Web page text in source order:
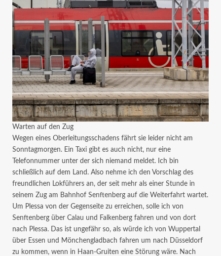
Warten auf den Zug
Wegen eines Oberleitungsschadens fährt sie leider nicht am
Sonntagmorgen. Ein Taxi gibt es auch nicht, nur eine
Telefonnummer unter der sich niemand meldet. Ich bin
schließlich auf dem Land. Also nehme ich den Vorschlag des
freundlichen Lokführers an, der seit mehr als einer Stunde in
seinem Zug am Bahnhof Senftenberg auf die Weiterfahrt wartet.
Um Plessa von der Gegenseite zu erreichen, solle ich von
Senftenberg über Calau und Falkenberg fahren und von dort
nach Plessa. Das ist ungefähr so, als würde ich von Wuppertal
über Essen und Mönchengladbach fahren um nach Düsseldorf
zu kommen, wenn in Haan-Gruiten eine Störung wäre. Nach